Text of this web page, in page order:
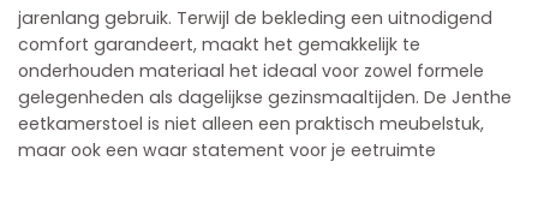
jarenlang gebruik. Terwijl de bekleding een uitnodigend
comfort garandeert, maakt het gemakkelijk te
onderhouden materiaal het ideaal voor zowel formele
gelegenheden als dagelijkse gezinsmaaltijden. De Jenthe
eetkamerstoel is niet alleen een praktisch meubelstuk,
maar ook een waar statement voor je eetruimte